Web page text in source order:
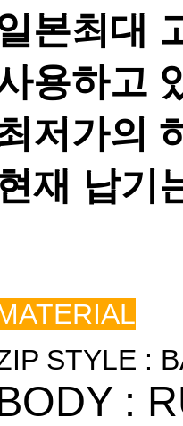
본최대
용하고
저가의
재 납기
STYLE :
: